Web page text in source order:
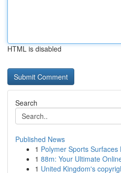
HTML is disabled
Search
Published News
1 Polymer Sports
1 88m: Your Ultimate
1 United Kingdom's